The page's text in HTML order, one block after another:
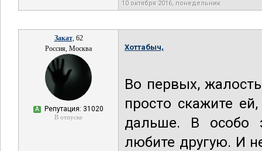
10 октября 2016, понедельник
Закат, 62
Россия, Москва
А Репутация: 31020
В отпуске
Хоттабыч,
Во первых,
просто скажите
дальше. В особо
любите другую. И